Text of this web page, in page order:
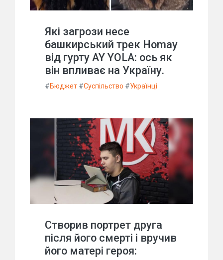
Які загрози несе
башкирський трек Homay
від гурту AY YOLA: ось як
він впливає на Україну.
#Бюджет #Суспільство #Українці
Створив портрет друга
після його смерті і вручив
його матері героя: